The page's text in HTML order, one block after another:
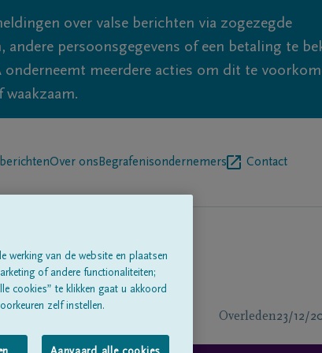
over valse berichten via zogezegde
persoonsgegevens of een betaling te
meerdere acties om dit te
Over ons Begrafenisondernemers Contact
Overleden23/12/
werking van de website en plaatsen
of andere functionaliteiten;
cookies” te klikken gaat u akkoord
zelf instellen.